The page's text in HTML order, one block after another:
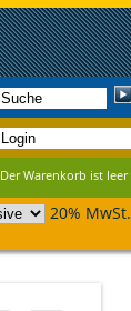
Der Warenkorb ist leer
20% MwSt.